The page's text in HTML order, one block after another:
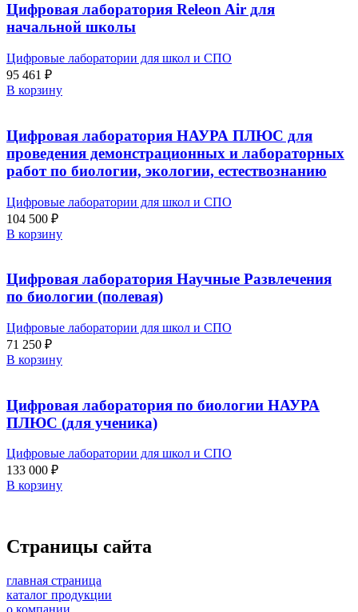
Цифровая лаборатория Releon Air для
начальной школы
Цифровые лаборатории для школ и СПО
95 461 ₽
В корзину
Цифровая лаборатория НАУРА ПЛЮС для
проведения демонстрационных и лабораторных
работ по биологии, экологии, естествознанию
Цифровые лаборатории для школ и СПО
104 500 ₽
В корзину
Цифровая лаборатория Научные Развлечения
по биологии (полевая)
Цифровые лаборатории для школ и СПО
71 250 ₽
В корзину
Цифровая лаборатория по биологии НАУРА
ПЛЮС (для ученика)
Цифровые лаборатории для школ и СПО
133 000 ₽
В корзину
Страницы сайта
главная страница
каталог продукции